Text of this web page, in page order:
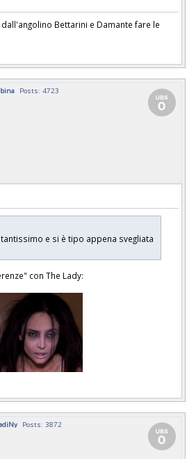
Bettarini e Damante fare le
Posts: 4723
e si è tipo appena svegliata
con The Lady:
Posts: 3872